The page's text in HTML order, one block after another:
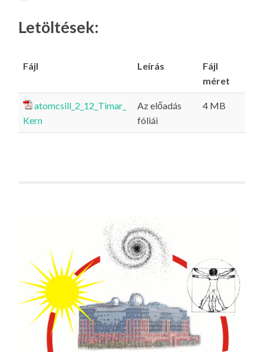
Letöltések:
Fájl Leírás
Fájl
méret
atomcsill_2_12_Timar_
Kern
Az előadás
fóliái
4 MB